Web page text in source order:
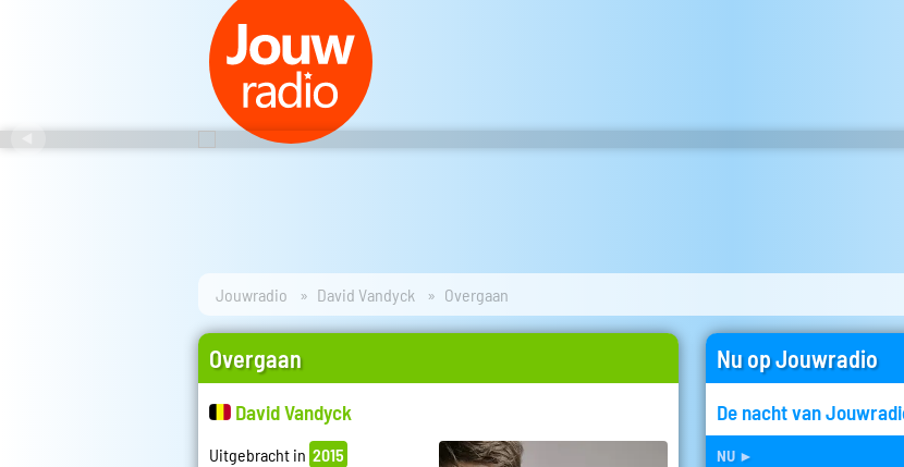
Jouwradio David Vandyck Overgaan
Overgaan
David Vandyck
Uitgebracht in 2015
Nu op Jouwradio
De nacht van
nu ►